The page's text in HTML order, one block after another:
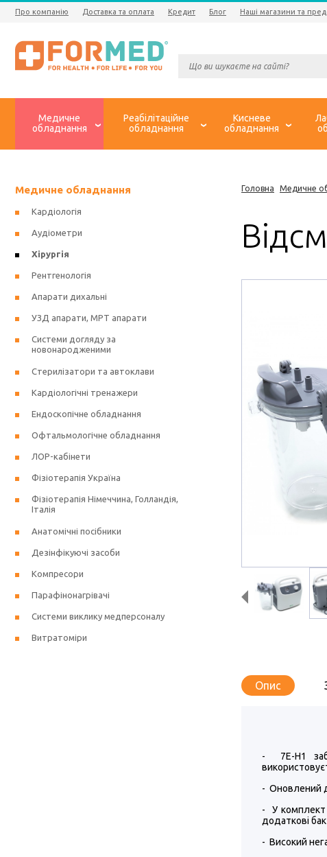
Про компанію Доставка та оплата Кредит Блог Наші магазини та
Медичне
обладнання
Реабілітаційне
обладнання
Кисневе
обладнання
Головна Медичне
Опис
- 7E-H1
- Оновлений
- У комплект
додаткові
- Високий
Медичне обладнання
Кардіологія
Аудіометри
Хірургія
Рентгенологія
Апарати дихальні
УЗД апарати, МРТ апарати
Системи догляду за
новонародженими
Стерилізатори та автоклави
Кардіологічні тренажери
Ендоскопічне обладнання
Офтальмологічне обладнання
ЛОР-кабінети
Фізіотерапія Україна
Фізіотерапія Німеччина, Голландія,
Італія
Анатомічні посібники
Дезінфікуючі засоби
Компресори
Парафінонагрівачі
Системи виклику медперсоналу
Витратоміри